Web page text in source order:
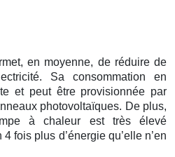
en moyenne, de réduire de
Sa consommation en
et peut être provisionnée par
photovoltaïques. De plus,
à chaleur est très élevé
fois plus d’énergie qu’elle n’en